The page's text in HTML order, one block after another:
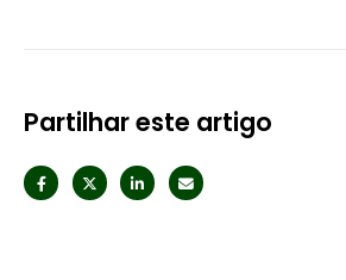
Partilhar este artigo